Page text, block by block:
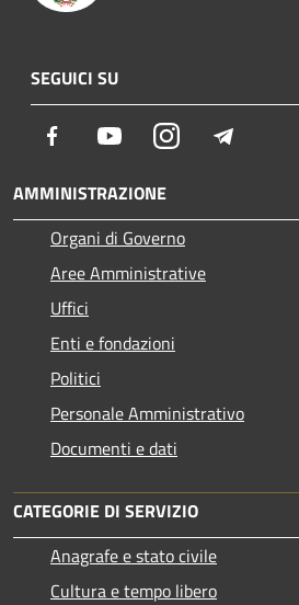
SEGUICI SU
Facebook YoutubeInstagram
AMMINISTRAZIONE
Organi di Governo
Aree Amministrative
Uffici
Enti e fondazioni
Politici
Personale Amministrativo
Documenti e dati
CATEGORIE DI SERVIZIO
Anagrafe e stato civile
Cultura e tempo libero